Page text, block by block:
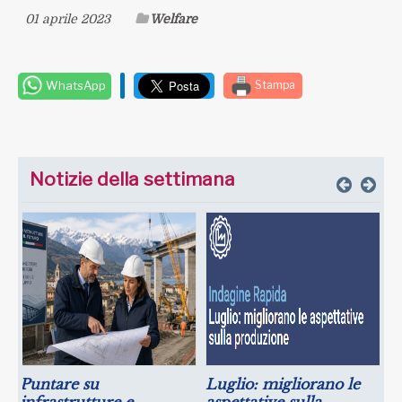
01 aprile 2023 Welfare
WhatsApp Stampa
Notizie della settimana
Puntare su
Luglio: migliorano le